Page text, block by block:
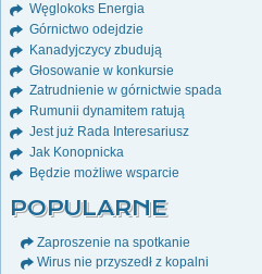
Węglokoks Energia
Górnictwo odejdzie
Kanadyjczycy zbudują
Głosowanie w konkursie
Zatrudnienie w górnictwie spada
Rumunii dynamitem ratują
Jest już Rada Interesariusz
Jak Konopnicka
Będzie możliwe wsparcie
POPULARNE
Zaproszenie na spotkanie
Wirus nie przyszedł z kopalni